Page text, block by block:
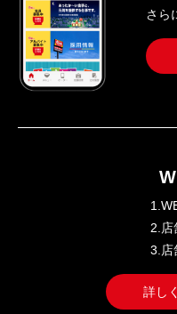
さら
2.店
3.店
詳し